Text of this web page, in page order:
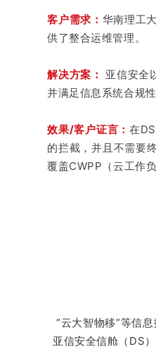
客户需求： 华南理工
供了整合运维管理。
解决方案：
亚信安全
并满足信息系统合规性
效果/客户证言：在
的拦截，并且不需要
覆盖CWPP（云工作
“云大智物移”等信
亚信安全信舱（DS